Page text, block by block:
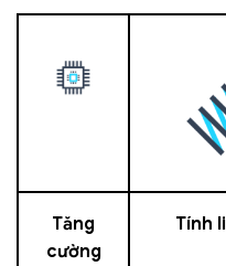
Tăng
cường
Tính